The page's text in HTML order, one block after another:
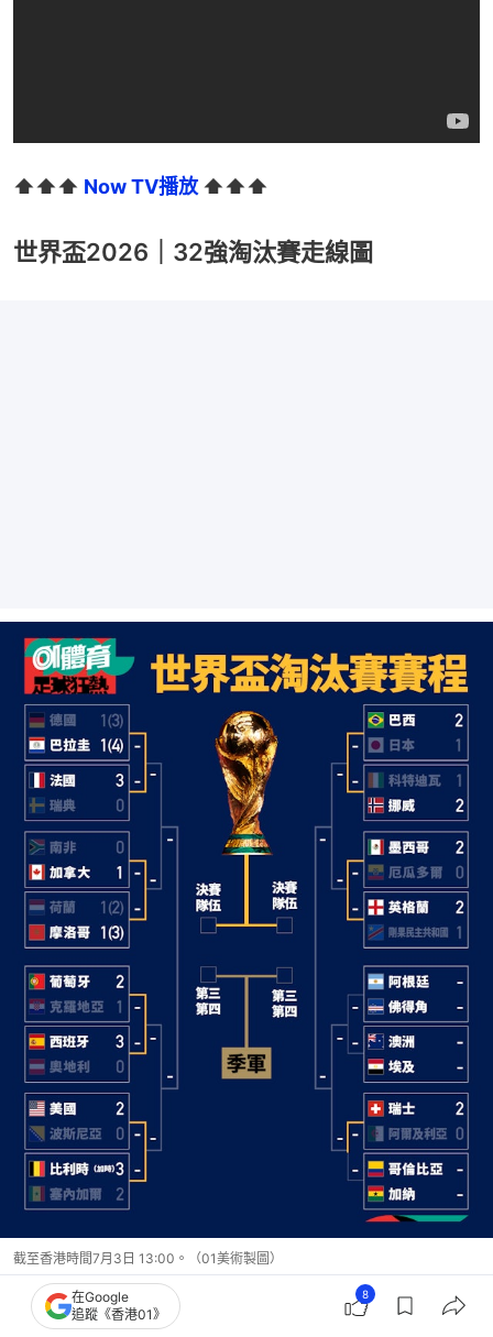
⬆️⬆️⬆️ Now TV播放 ⬆️⬆️⬆️
世界盃2026｜32強淘汰賽走線圖
截至香港時間7月3日 13:00。（01美術製圖）
C朗換上21號球衣賀葡萄牙獲勝 祖達離世周年眼紅
在Google
追蹤《香港01》
8